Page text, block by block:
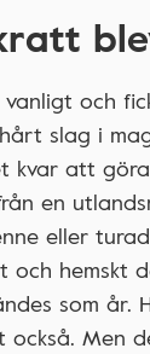
och
slag i
kvar att
en
eller
hemskt
som år.
också.